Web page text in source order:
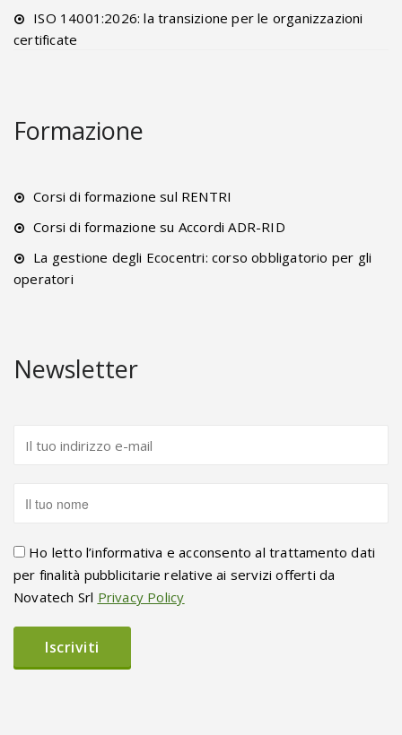
ISO 14001:2026: la transizione per le organizzazioni
certificate
Formazione
Corsi di formazione sul RENTRI
Corsi di formazione su Accordi ADR-RID
La gestione degli Ecocentri: corso obbligatorio per gli
operatori
Newsletter
Ho letto l’informativa e acconsento al trattamento dati
per finalità pubblicitarie relative ai servizi offerti da
Novatech Srl Privacy Policy